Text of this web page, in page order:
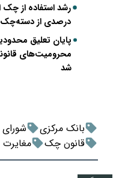
درصدی از
پایان تعلیق
شد
بانک مرکزی شورای
قانون چک
مغایرت